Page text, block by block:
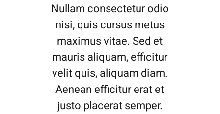
Nullam consectetur odio
nisi, quis cursus metus
maximus vitae. Sed et
mauris aliquam, efficitur
velit quis, aliquam diam.
Aenean efficitur erat et
justo placerat semper.